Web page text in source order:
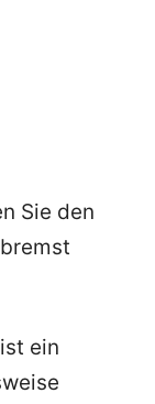
Sie den
ein